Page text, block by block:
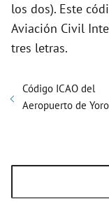
los dos). Este
Aviación Civil
tres letras.
Código ICAO del
Aeropuerto de Yoro